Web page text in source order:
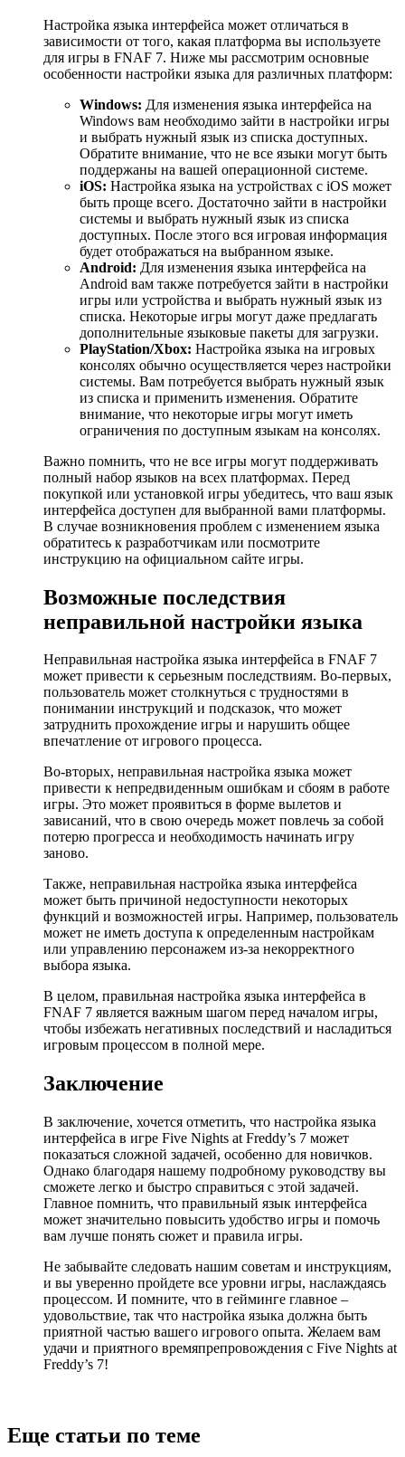
Настройка языка интерфейса может отличаться в
зависимости от того, какая платформа вы используете
для игры в FNAF 7. Ниже мы рассмотрим основные
особенности настройки языка для различных платформ:
Windows: Для изменения языка интерфейса на
Windows вам необходимо зайти в настройки игры
и выбрать нужный язык из списка доступных.
Обратите внимание, что не все языки могут быть
поддержаны на вашей операционной системе.
iOS: Настройка языка на устройствах с iOS может
быть проще всего. Достаточно зайти в настройки
системы и выбрать нужный язык из списка
доступных. После этого вся игровая информация
будет отображаться на выбранном языке.
Android: Для изменения языка интерфейса на
Android вам также потребуется зайти в настройки
игры или устройства и выбрать нужный язык из
списка. Некоторые игры могут даже предлагать
дополнительные языковые пакеты для загрузки.
PlayStation/Xbox: Настройка языка на игровых
консолях обычно осуществляется через настройки
системы. Вам потребуется выбрать нужный язык
из списка и применить изменения. Обратите
внимание, что некоторые игры могут иметь
ограничения по доступным языкам на консолях.
Важно помнить, что не все игры могут поддерживать
полный набор языков на всех платформах. Перед
покупкой или установкой игры убедитесь, что ваш язык
интерфейса доступен для выбранной вами платформы.
В случае возникновения проблем с изменением языка
обратитесь к разработчикам или посмотрите
инструкцию на официальном сайте игры.
Возможные последствия
неправильной настройки языка
Неправильная настройка языка интерфейса в FNAF 7
может привести к серьезным последствиям. Во-первых,
пользователь может столкнуться с трудностями в
понимании инструкций и подсказок, что может
затруднить прохождение игры и нарушить общее
впечатление от игрового процесса.
Во-вторых, неправильная настройка языка может
привести к непредвиденным ошибкам и сбоям в работе
игры. Это может проявиться в форме вылетов и
зависаний, что в свою очередь может повлечь за собой
потерю прогресса и необходимость начинать игру
заново.
Также, неправильная настройка языка интерфейса
может быть причиной недоступности некоторых
функций и возможностей игры. Например, пользователь
может не иметь доступа к определенным настройкам
или управлению персонажем из-за некорректного
выбора языка.
В целом, правильная настройка языка интерфейса в
FNAF 7 является важным шагом перед началом игры,
чтобы избежать негативных последствий и насладиться
игровым процессом в полной мере.
Заключение
В заключение, хочется отметить, что настройка языка
интерфейса в игре Five Nights at Freddy’s 7 может
показаться сложной задачей, особенно для новичков.
Однако благодаря нашему подробному руководству вы
сможете легко и быстро справиться с этой задачей.
Главное помнить, что правильный язык интерфейса
может значительно повысить удобство игры и помочь
вам лучше понять сюжет и правила игры.
Не забывайте следовать нашим советам и инструкциям,
и вы уверенно пройдете все уровни игры, наслаждаясь
процессом. И помните, что в гейминге главное –
удовольствие, так что настройка языка должна быть
приятной частью вашего игрового опыта. Желаем вам
удачи и приятного времяпрепровождения с Five Nights at
Freddy’s 7!
Еще статьи по теме